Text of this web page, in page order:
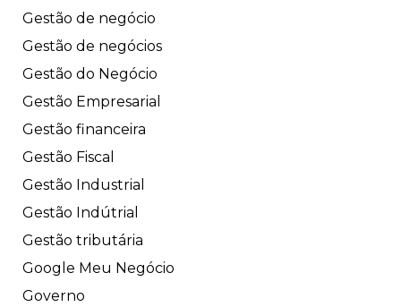
Gestão de negócio
Gestão de negócios
Gestão do Negócio
Gestão Empresarial
Gestão financeira
Gestão Fiscal
Gestão Industrial
Gestão Indútrial
Gestão tributária
Google Meu Negócio
Governo